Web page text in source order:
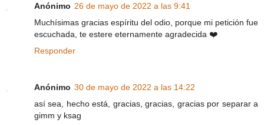
Anónimo 26 de mayo de 2022 a las 9:41
Muchísimas gracias espíritu del odio, porque mi petición fue
escuchada, te estere eternamente agradecida ❤️
Responder
Anónimo 30 de mayo de 2022 a las 14:22
así sea, hecho está, gracias, gracias, gracias por separar a
gimm y ksag